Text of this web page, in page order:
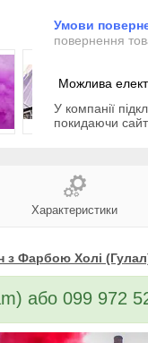
повернення
У компанії
покидаючи
Характеристики
з Фарбою Холі
або 099 972